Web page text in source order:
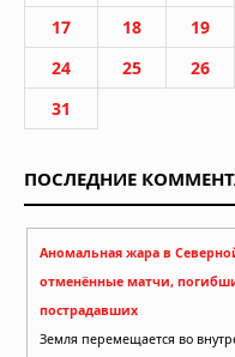
17
18 19
24
25 26
31
ПОСЛЕДНИЕ
Аномальная жара в
отменённые матчи,
пострадавших
Земля перемещается во